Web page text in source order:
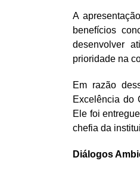
A
benefícios
desenvolver
prioridade na
Em razão
Excelência do
Ele foi
chefia da
Diálogos